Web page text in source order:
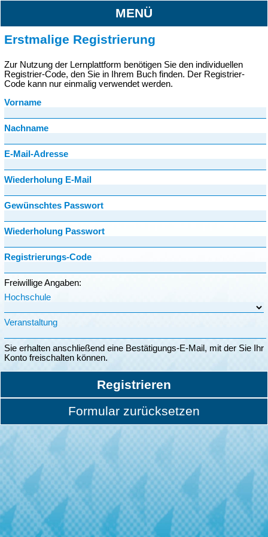
MENÜ
Erstmalige Registrierung
Zur Nutzung der Lernplattform benötigen Sie den individuellen
Registrier-Code, den Sie in Ihrem Buch finden. Der Registrier-
Code kann nur einmalig verwendet werden.
Vorname
Nachname
E-Mail-Adresse
Wiederholung E-Mail
Gewünschtes Passwort
Wiederholung Passwort
Registrierungs-Code
Freiwillige Angaben:
Hochschule
Veranstaltung
Sie erhalten anschließend eine Bestätigungs-E-Mail, mit der Sie Ihr
Konto freischalten können.
Registrieren
Formular zurücksetzen